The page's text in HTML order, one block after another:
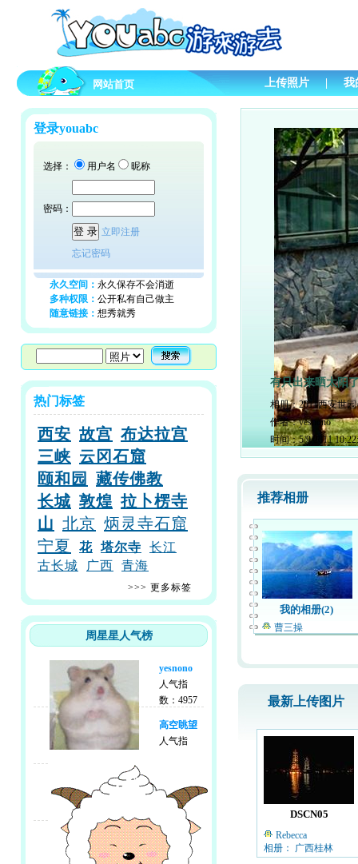
网站首页 上传照片 | 我
登录youabc
选择： 用户名 昵称
密码：
立即注册
忘记密码
永久空间： 永久保存不会消逝
多种权限： 公开私有自己做主
随意链接： 想秀就秀
热门标签
西安 故宫 布达拉宫
三峡 云冈石窟
颐和园
藏传佛教
长城 敦煌 拉卜楞寺
山 北京 炳灵寺石窟
宁夏
花 塔尔寺
长江
古长城
广西 青海
>>> 更多标签
周星星人气榜
yesnono
人气指
数：4957
高空眺望
人气指
有只出来晒太阳
相册：2011西安世
作者：yesnono
时间：5/9/2011
推荐相册
我的相册(2)
曹三操
最新上传图片
DSCN05
Rebecca
相册： 广西桂林